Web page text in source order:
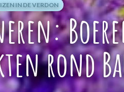
IN DE VERDON
rond